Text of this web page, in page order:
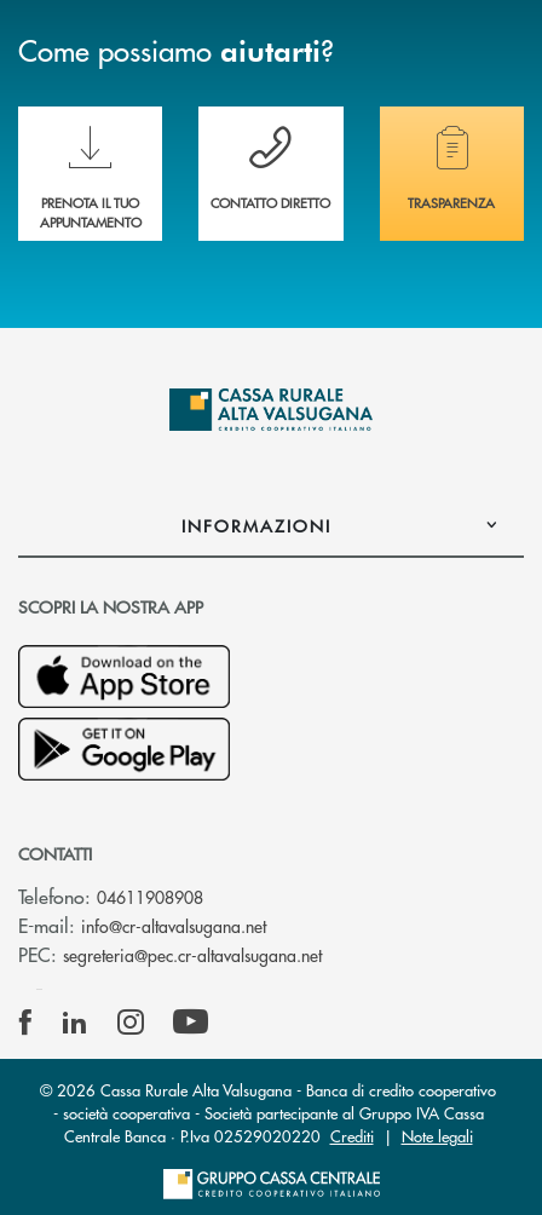
Come possiamo aiutarti?
Scopri le funzionalità della nuova PRENOTA BANCA
PRENOTA IL TUO
APPUNTAMENTO
Hai bisogno di assistenza immediata?
CONTATTO DIRETTO
Hai bisogno di
TRASPARENZA
INFORMAZIONI
SCOPRI LA NOSTRA APP
CONTATTI
Telefono: 04611908908
E-mail: info@cr-altavalsugana.net(si apre l’app di posta
PEC: segreteria@pec.cr-altavalsugana.net(si apre l’app di posta
© 2026 Cassa Rurale Alta Valsugana - Banca di credito cooperativo
- società cooperativa - Società partecipante al Gruppo IVA Cassa
Centrale Banca · P.Iva 02529020220 Crediti| Note legali